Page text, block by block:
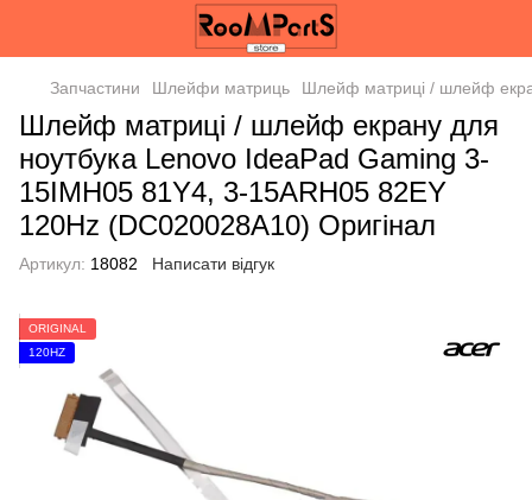
Запчастини Шлейфи матриць Шлейф матриці / шлейф
Шлейф матриці / шлейф екрану для
ноутбука Lenovo IdeaPad Gaming 3-
15IMH05 81Y4, 3-15ARH05 82EY
120Hz (DC020028A10) Оригінал
Артикул: 18082 Написати відгук
ORIGINAL
120HZ